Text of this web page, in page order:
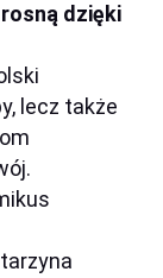
dzięki
lecz także